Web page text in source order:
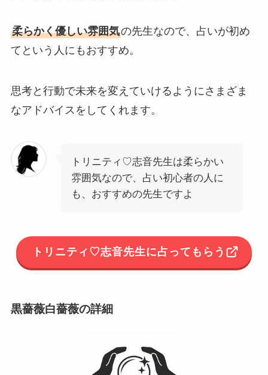
柔らかく優しい雰囲気の先生なので、占いが初め
てという人にもおすすめ。
思考と行動で未来を変えていけるようにさまざま
なアドバイスをしてくれます。
トリニティ♡志音先生は柔らかい
雰囲気なので、占い初心者の人に
も、おすすめの先生ですよ
トリニティ♡志音先生に占ってもらう
黒薔薇白薔薇の詳細